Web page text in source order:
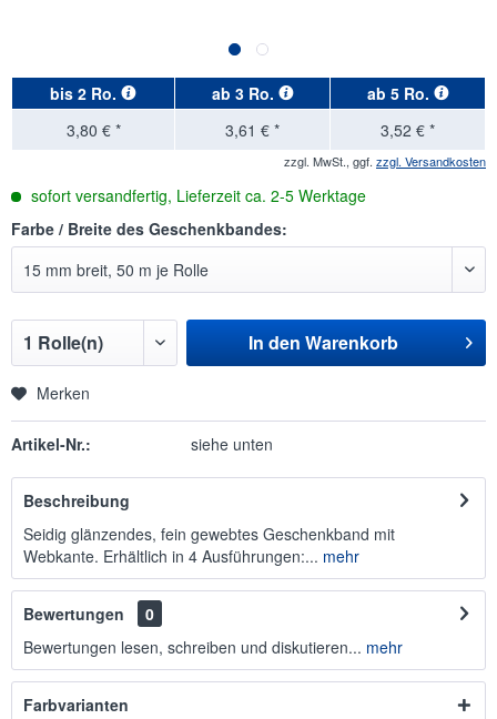
bis 2 Ro. ab 3 Ro. ab 5 Ro.
3,80 € *
3,61 € * 3,52 € *
zzgl. MwSt., ggf. zzgl. Versandkosten
sofort versandfertig, Lieferzeit ca. 2-5 Werktage
Farbe / Breite des Geschenkbandes:
In den Warenkorb
Merken
Artikel-Nr.: siehe unten
Beschreibung
Seidig glänzendes, fein gewebtes Geschenkband mit
Webkante. Erhältlich in 4 Ausführungen:... mehr
Bewertungen
0
Bewertungen lesen, schreiben und diskutieren... mehr
Farbvarianten